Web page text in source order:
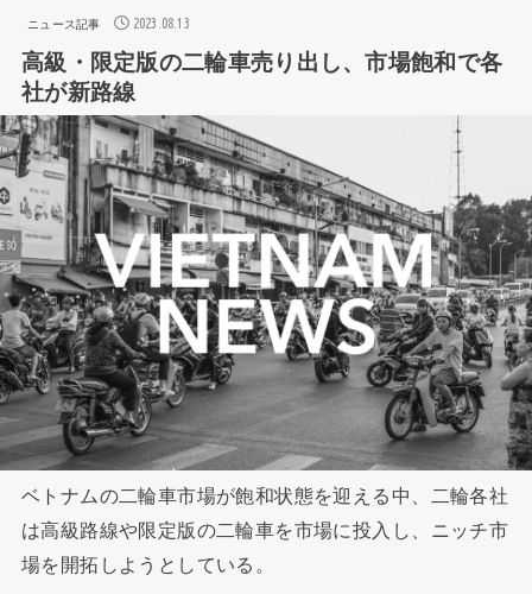
ニュース記事 2023.08.13
高級・限定版の二輪車売り出し、市場飽和で各
社が新路線
ベトナムの二輪車市場が飽和状態を迎える中、二輪各社
は高級路線や限定版の二輪車を市場に投入し、ニッチ市
場を開拓しようとしている。